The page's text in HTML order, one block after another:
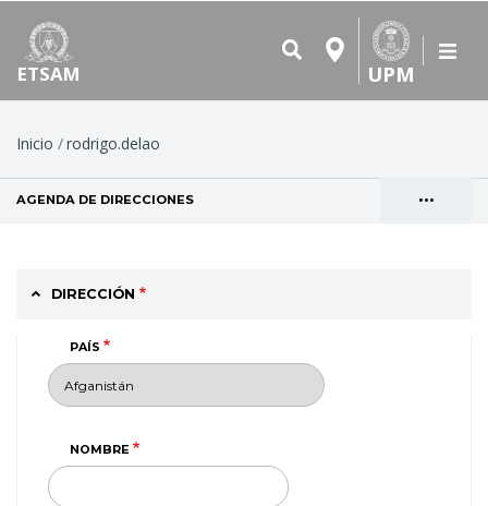
ETSAM UPM
Ruta
de
navegación
Inicio rodrigo.delao
•••
AGENDA DE DIRECCIONES
DIRECCIÓN
PAÍS
NOMBRE